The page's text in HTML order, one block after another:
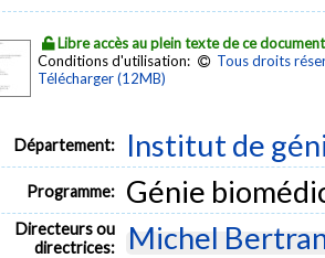
Libre accès au plein texte de ce document
Conditions d'utilisation:
Tous droits
Télécharger (12MB)
Département: Institut de
Programme: Génie
Directeurs ou
directrices:
Michel